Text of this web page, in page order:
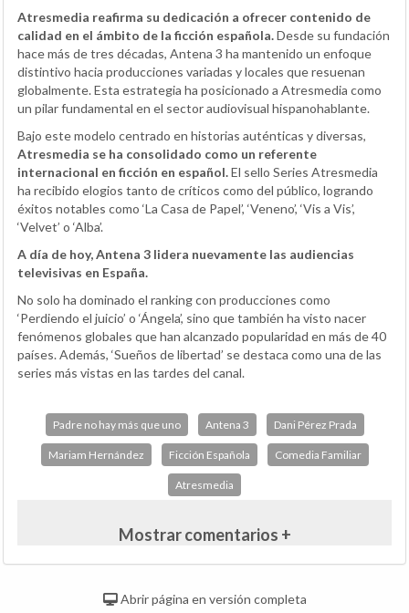
Atresmedia reafirma su dedicación a ofrecer contenido de
calidad en el ámbito de la ficción española.Desde su fundación
hace más de tres décadas, Antena 3 ha mantenido un enfoque
distintivo hacia producciones variadas y locales que resuenan
globalmente. Esta estrategia ha posicionado a Atresmedia como
un pilar fundamental en el sector audiovisual hispanohablante.
Bajo este modelo centrado en historias auténticas y diversas,
Atresmedia se ha consolidado como un referente
internacional en ficción en español.El sello Series Atresmedia
ha recibido elogios tanto de críticos como del público, logrando
éxitos notables como ‘La Casa de Papel’, ‘Veneno’, ‘Vis a Vis’,
‘Velvet’ o ‘Alba’.
A día de hoy, Antena 3 lidera nuevamente las audiencias
televisivas en España.
No solo ha dominado el ranking con producciones como
‘Perdiendo el juicio’ o ‘Ángela’, sino que también ha visto nacer
fenómenos globales que han alcanzado popularidad en más de 40
países. Además, ‘Sueños de libertad’ se destaca como una de las
series más vistas en las tardes del canal.
Padre no hay más que uno Antena 3 Dani Pérez Prada
Mariam Hernández Ficción Española Comedia Familiar
Atresmedia
Mostrar comentarios +
Abrir página en versión completa